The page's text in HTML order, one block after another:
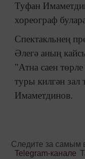
Туфан
хореограф
Спектакльнең
Әлегә аның
"Атна саен
туры килгән
Имаметдинов.
Следите за самым
Telegram-канале